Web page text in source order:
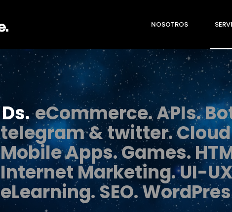
NOSOTROS
Ds.eCommerce. APIs.
telegram & twitter.
Mobile Apps. Games.
Internet Marketing. UI-
eLearning. SEO.